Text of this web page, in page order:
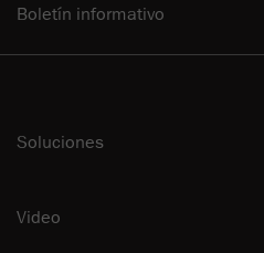
Boletín informativo
Soluciones
Video